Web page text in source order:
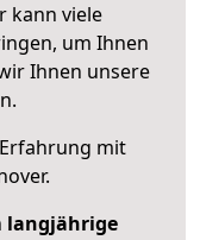
kann viele
um Ihnen
Ihnen unsere
mit
.
langjährige